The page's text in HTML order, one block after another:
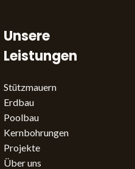
Unsere
Leistungen
Stützmauern
Erdbau
Poolbau
Kernbohrungen
Projekte
Über uns